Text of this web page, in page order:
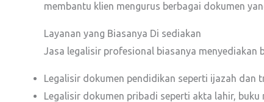
membantu klien mengurus berbagai dokumen
Layanan yang Biasanya Di sediakan
Jasa legalisir profesional biasanya menyediakan
Legalisir dokumen pendidikan seperti ijazah dan
Legalisir dokumen pribadi seperti akta lahir, buku